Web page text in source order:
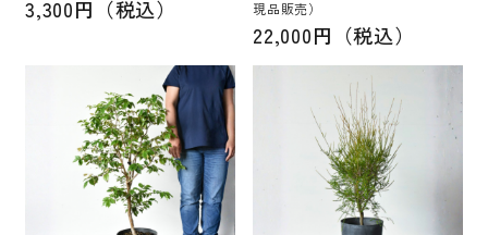
3,300円（税込）
現品販売）
22,000円（税込）